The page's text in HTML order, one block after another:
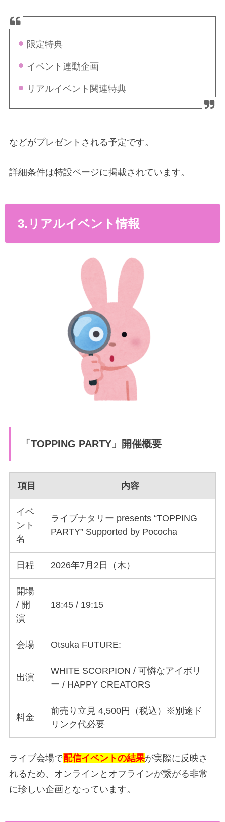
限定特典
イベント連動企画
リアルイベント関連特典
などがプレゼントされる予定です。
詳細条件は特設ページに掲載されています。
3.リアルイベント情報
「TOPPING PARTY」開催概要
項目 内容
イベ
ント
名
ライブナタリー presents “TOPPING
PARTY” Supported by Pococha
日程 2026年7月2日（木）
開場
/ 開
演
18:45 / 19:15
会場 Otsuka FUTURE:
出演
WHITE SCORPION / 可憐なアイボリ
ー / HAPPY CREATORS
料金
前売り立見 4,500円（税込）※別途ド
リンク代必要
ライブ会場で配信イベントの結果が実際に反映さ
れるため、オンラインとオフラインが繋がる非常
に珍しい企画となっています。